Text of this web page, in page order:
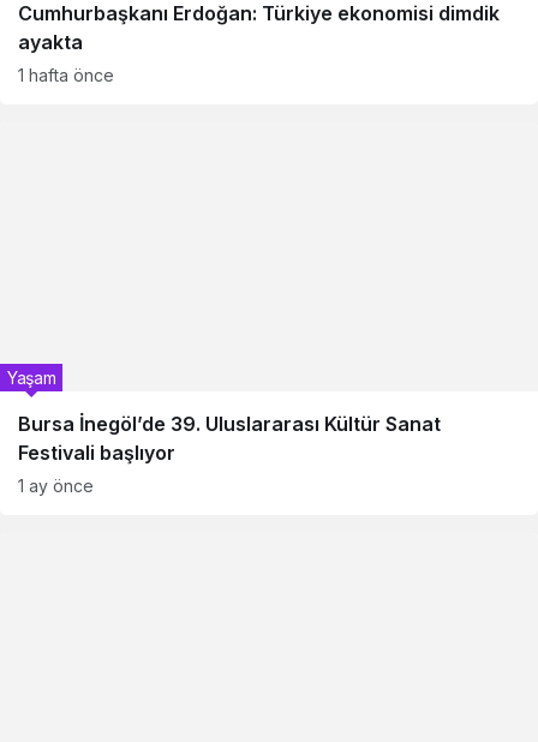
Cumhurbaşkanı Erdoğan: Türkiye ekonomisi dimdik
ayakta
1 hafta önce
Bursa İnegöl’de 39. Uluslararası Kültür Sanat
Festivali başlıyor
Yaşam
1 ay önce